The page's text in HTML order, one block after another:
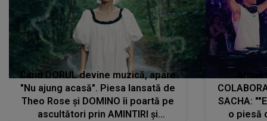
Când DORUL devine muzică, apare
"Nu ajung acasă". Piesa lansată de
Theo Rose și DOMINO îi poartă pe
ascultători prin AMINTIRI și
SACHA:
o piesă